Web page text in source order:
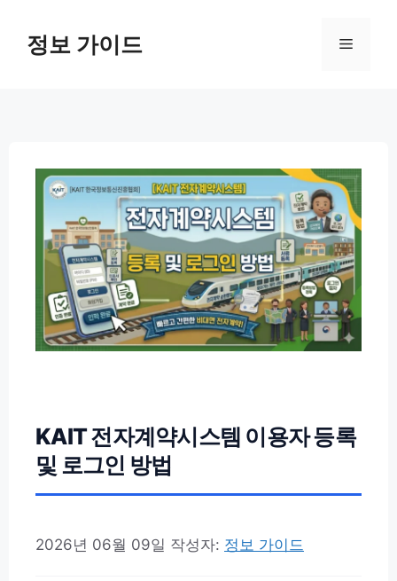
정보 가이드 메
KAIT 전자계약시스템 이용자 등록
및 로그인 방법
2026년 06월 09일 작성자: 정보 가이드